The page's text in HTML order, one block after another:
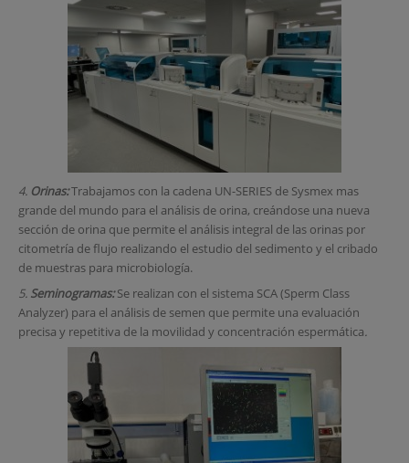
4. Orinas:Trabajamos con la cadena UN-SERIES de Sysmex mas
grande del mundo para el análisis de orina, creándose una nueva
sección de orina que permite el análisis integral de las orinas por
citometría de flujo realizando el estudio del sedimento y el cribado
de muestras para microbiología.
5. Seminogramas:Se realizan con el sistema SCA (Sperm Class
Analyzer) para el análisis de semen que permite una evaluación
precisa y repetitiva de la movilidad y concentración espermática.